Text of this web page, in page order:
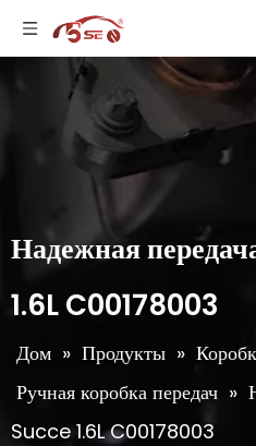
Надежная
1.6L C00178003
Дом » Продукты »
Ручная коробка передач »
Succe 1.6L C00178003